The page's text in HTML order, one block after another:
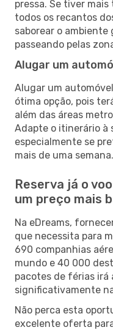
pressa. Se tiver
todos os recantos
saborear o
passeando pelas
Alugar um
Alugar um
ótima opção, pois
além das áreas
Adapte o itinerário à
especialmente se
mais de uma semana.
Reserva já o
um preço mais
Na eDreams,
que necessita para
690 companhias
mundo e 40 000
pacotes de férias irá
significativamente
Não perca esta
excelente oferta